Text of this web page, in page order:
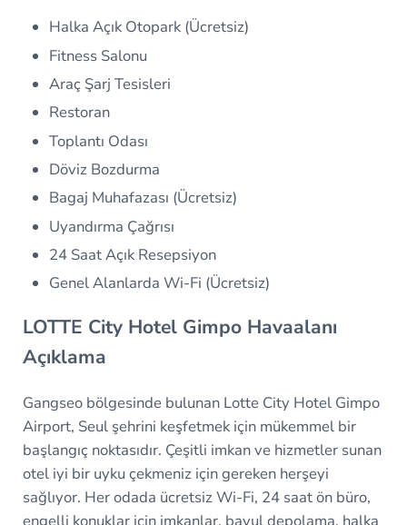
Halka Açık Otopark (Ücretsiz)
Fitness Salonu
Araç Şarj Tesisleri
Restoran
Toplantı Odası
Döviz Bozdurma
Bagaj Muhafazası (Ücretsiz)
Uyandırma Çağrısı
24 Saat Açık Resepsiyon
Genel Alanlarda Wi-Fi (Ücretsiz)
LOTTE City Hotel Gimpo Havaalanı
Açıklama
Gangseo bölgesinde bulunan Lotte City Hotel Gimpo
Airport, Seul şehrini keşfetmek için mükemmel bir
başlangıç noktasıdır. Çeşitli imkan ve hizmetler sunan
otel iyi bir uyku çekmeniz için gereken herşeyi
sağlıyor. Her odada ücretsiz Wi-Fi, 24 saat ön büro,